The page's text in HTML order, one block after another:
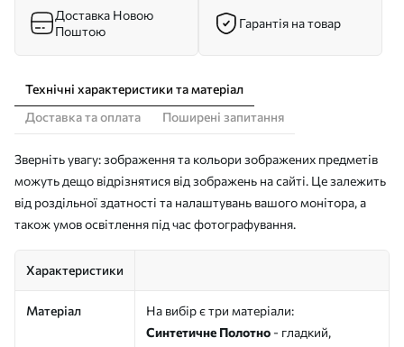
Доставка Новою
Поштою
Гарантія на товар
Технічні характеристики та матеріал
Доставка та оплата
Поширені запитання
Зверніть увагу: зображення та кольори зображених предметів
можуть дещо відрізнятися від зображень на сайті. Це залежить
від роздільної здатності та налаштувань вашого монітора, а
також умов освітлення під час фотографування.
Характеристики
Матеріал
На вибір є три матеріали:
Синтетичне Полотно - гладкий,